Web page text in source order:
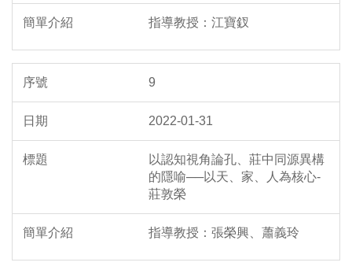
指導教授：江寶釵
9
2022-01-31
以認知視角論孔、莊中同源異構
的隱喻──以天、家、人為核心-
莊敦榮
指導教授：張榮興、蕭義玲